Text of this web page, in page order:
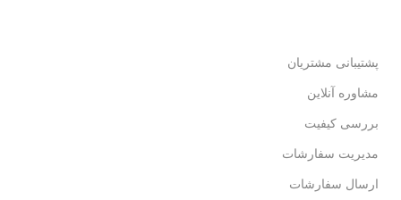
پشتیبانی مشتریان
مشاوره آنلاین
بررسی کیفیت
مدیریت سفارشات
ارسال سفارشات